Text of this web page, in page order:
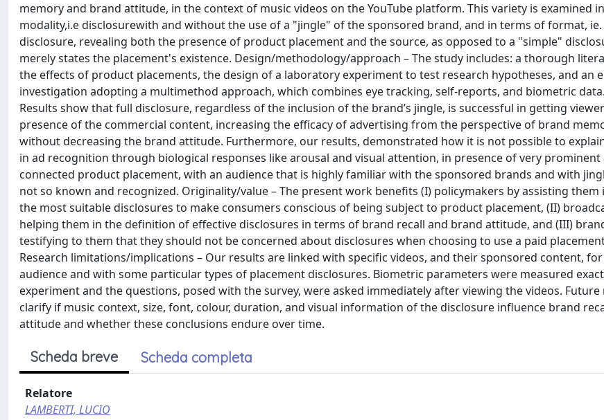
memory and brand attitude, in the context of music videos on the YouTube platform. This variety is examined
modality,i.e disclosurewith and without the use of a "jingle" of the sponsored brand, and in terms of format,
disclosure, revealing both the presence of product placement and the source, as opposed to a "simple"
merely states the placement's existence. Design/methodology/approach – The study includes: a thorough
the effects of product placements, the design of a laboratory experiment to test research hypotheses, and an
investigation adopting a multimethod approach, which combines eye tracking, self-reports, and biometric
Results show that full disclosure, regardless of the inclusion of the brand’s jingle, is successful in getting
presence of the commercial content, increasing the efficacy of advertising from the perspective of brand
without decreasing the brand attitude. Furthermore, our results, demonstrated how it is not possible to
in ad recognition through biological responses like arousal and visual attention, in presence of very prominent
connected product placement, with an audience that is highly familiar with the sponsored brands and with
not so known and recognized. Originality/value – The present work benefits (I) policymakers by assisting
the most suitable disclosures to make consumers conscious of being subject to product placement, (II)
helping them in the definition of effective disclosures in terms of brand recall and brand attitude, and (III)
testifying to them that they should not be concerned about disclosures when choosing to use a paid
Research limitations/implications – Our results are linked with specific videos, and their sponsored content,
audience and with some particular types of placement disclosures. Biometric parameters were measured
experiment and the questions, posed with the survey, were asked immediately after viewing the videos. Future
clarify if music context, size, font, colour, duration, and visual information of the disclosure influence brand
attitude and whether these conclusions endure over time.
Scheda breve Scheda completa
Relatore
LAMBERTI, LUCIO